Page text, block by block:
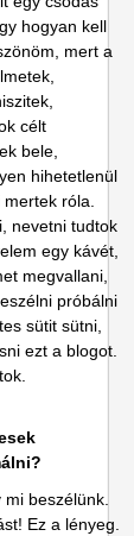
hogyan kell
mert a
célt
bele,
hihetetlenül
róla.
nevetni tudtok
egy kávét,
megvallani,
próbálni
sütit sütni,
ezt a blogot.
beszélünk.
Ez a lényeg.